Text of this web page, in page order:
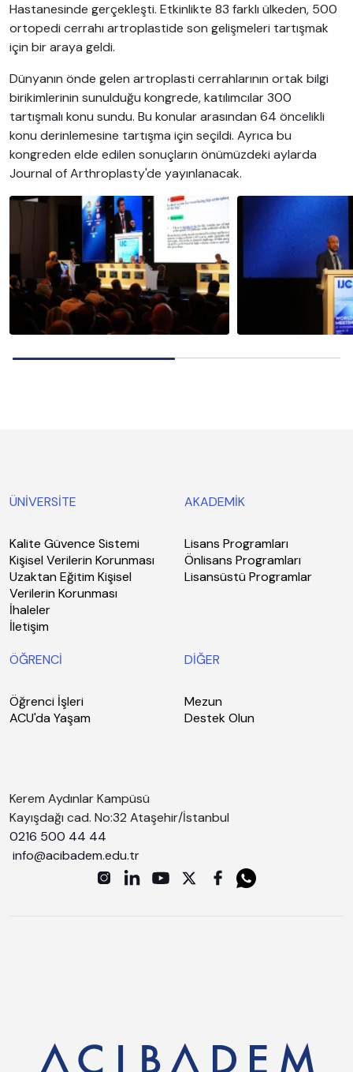
Hastanesinde gerçekleşti. Etkinlikte 83 farklı ülkeden, 500
ortopedi cerrahı artroplastide son gelişmeleri tartışmak
için bir araya geldi.
Dünyanın önde gelen artroplasti cerrahlarının ortak bilgi
birikimlerinin sunulduğu kongrede, katılımcılar 300
tartışmalı konu sundu. Bu konular arasından 64 öncelikli
konu derinlemesine tartışma için seçildi. Ayrıca bu
kongreden elde edilen sonuçların önümüzdeki aylarda
Journal of Arthroplasty'de yayınlanacak.
ÜNİVERSİTE
Kalite Güvence Sistemi
Kişisel Verilerin Korunması
Uzaktan Eğitim Kişisel
Verilerin Korunması
İhaleler
İletişim
AKADEMİK
Lisans Programları
Önlisans Programları
Lisansüstü Programlar
ÖĞRENCİ
Öğrenci İşleri
ACU'da Yaşam
DİĞER
Mezun
Destek Olun
Kerem Aydınlar Kampüsü
Kayışdağı cad. No:32 Ataşehir/İstanbul
0216 500 44 44
info@acibadem.edu.tr